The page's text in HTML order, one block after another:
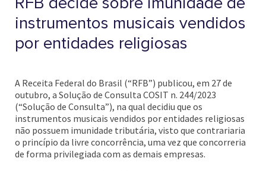
instrumentos musicais vendidos
por entidades religiosas
A Receita Federal do Brasil (“RFB”) publicou, em 27 de
outubro, a Solução de Consulta COSIT n. 244/2023
(“Solução de Consulta”), na qual decidiu que os
instrumentos musicais vendidos por entidades religiosas
não possuem imunidade tributária, visto que contrariaria
o princípio da livre concorrência, uma vez que concorreria
de forma privilegiada com as demais empresas.